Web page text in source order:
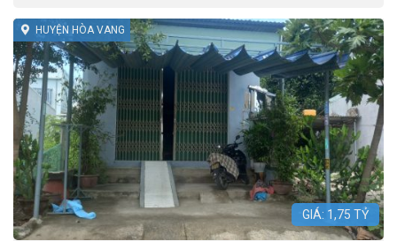
HUYỆN HÒA VANG
GIÁ: 1,75 TỶ